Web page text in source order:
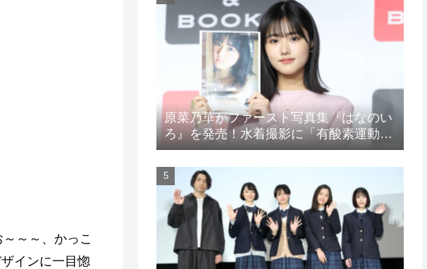
～～、かっこ
インに一目惚
原菜乃華がファースト写真集『はなのい
ろ』を発売！水着撮影に「有酸素運動と
筋トレを頑張りました」